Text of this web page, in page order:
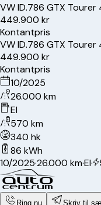
VWID.786 GTX Tourer
449.900 kr
Kontantpris
VWID.786 GTX Tourer
449.900 kr
Kontantpris
10/2025
26.000 km
El
570 km
340 hk
86 kWh
10/2025·26.000 km·El·
Ring nu Skriv til